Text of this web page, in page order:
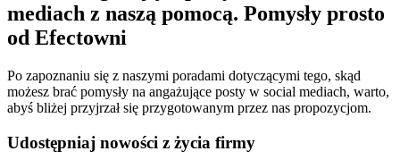
mediach z naszą pomocą. Pomysły prosto
od Efectowni
Po zapoznaniu się z naszymi poradami dotyczącymi tego, skąd
możesz brać pomysły na angażujące posty w social mediach, warto,
abyś bliżej przyjrzał się przygotowanym przez nas propozycjom.
Udostępniaj nowości z życia firmy